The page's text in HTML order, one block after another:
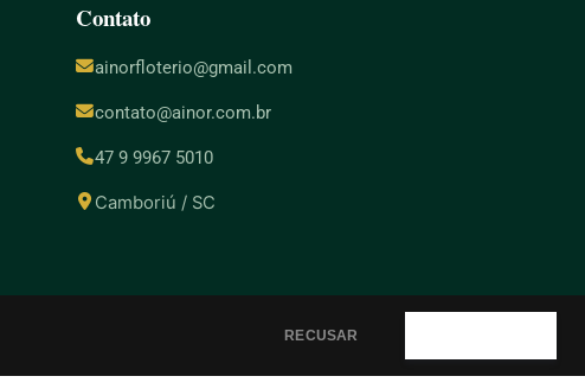
RECUSAR
Contato
ainorfloterio@gmail.com
contato@ainor.com.br
47 9 9967 5010
Camboriú / SC